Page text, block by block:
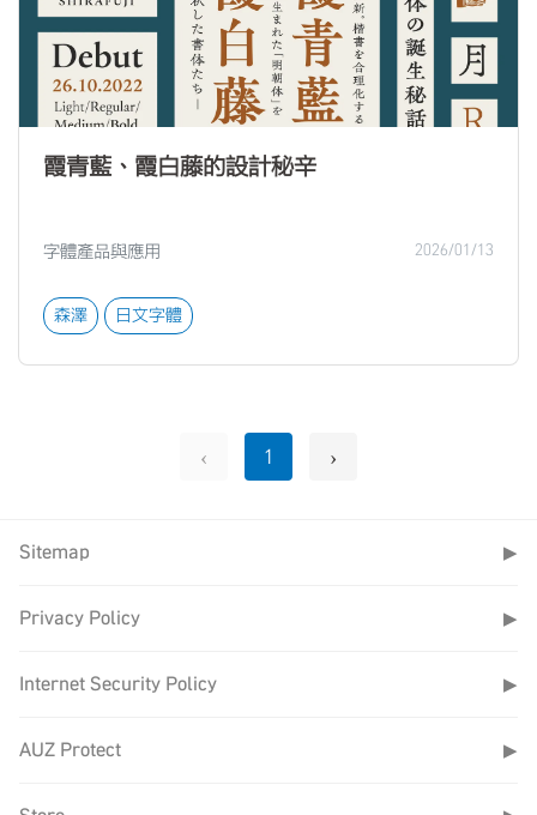
霞青藍、霞白藤的設計秘辛
字體產品與應用 2026/01/13
森澤 日文字體
‹ 1 ›
Sitemap ▶
Privacy Policy ▶
Internet Security Policy ▶
AUZ Protect ▶